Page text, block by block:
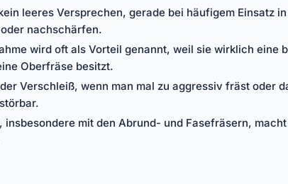
leeres Versprechen, gerade bei häufigem Einsatz
nachschärfen.
wird oft als Vorteil genannt, weil sie wirklich
Oberfräse besitzt.
Verschleiß, wenn man mal zu aggressiv fräst oder
mit den Abrund- und Fasefräsern,